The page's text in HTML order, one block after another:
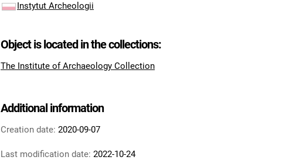
Instytut Archeologii
Object is located in the collections:
The Institute of Archaeology Collection
Additional information
Creation date: 2020-09-07
Last modification date: 2022-10-24